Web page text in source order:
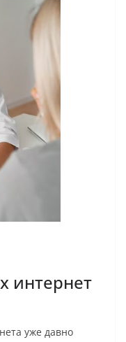
интернет
уже давно